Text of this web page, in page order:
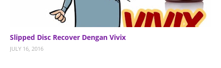
Slipped Disc Recover Dengan Vivix
JULY 16, 2016